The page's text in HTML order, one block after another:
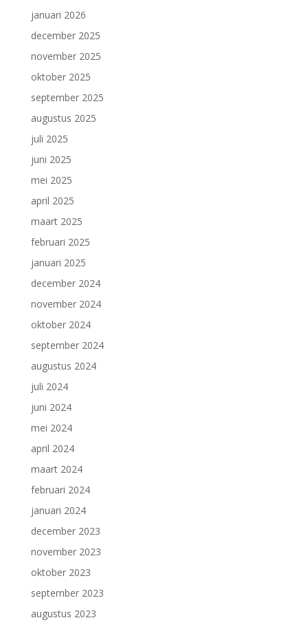
januari 2026
december 2025
november 2025
oktober 2025
september 2025
augustus 2025
juli 2025
juni 2025
mei 2025
april 2025
maart 2025
februari 2025
januari 2025
december 2024
november 2024
oktober 2024
september 2024
augustus 2024
juli 2024
juni 2024
mei 2024
april 2024
maart 2024
februari 2024
januari 2024
december 2023
november 2023
oktober 2023
september 2023
augustus 2023